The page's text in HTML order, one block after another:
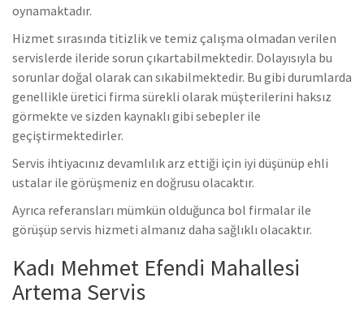
oynamaktadır.
Hizmet sırasında titizlik ve temiz çalışma olmadan verilen
servislerde ileride sorun çıkartabilmektedir. Dolayısıyla bu
sorunlar doğal olarak can sıkabilmektedir. Bu gibi durumlarda
genellikle üretici firma sürekli olarak müşterilerini haksız
görmekte ve sizden kaynaklı gibi sebepler ile
geçiştirmektedirler.
Servis ihtiyacınız devamlılık arz ettiği için iyi düşünüp ehli
ustalar ile görüşmeniz en doğrusu olacaktır.
Ayrıca referansları mümkün olduğunca bol firmalar ile
görüşüp servis hizmeti almanız daha sağlıklı olacaktır.
Kadı Mehmet Efendi Mahallesi
Artema Servis